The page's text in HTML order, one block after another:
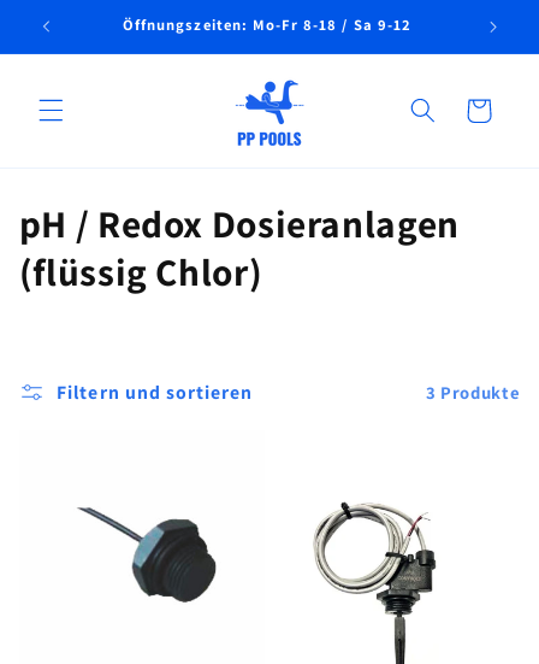
zum
Inhalt
Öffnungszeiten: Mo-Fr 8-18 / Sa 9-12
Warenkorb
K
a
g
pH / Redox Dosieranlagen
(flüssig Chlor)
Filtern und sortieren 3 Produkte